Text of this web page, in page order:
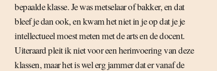
bepaalde klasse. Je was metselaar of bakker, en dat
bleef je dan ook, en kwam het niet in je op dat je je
intellectueel moest meten met de arts en de docent.
Uiteraard pleit ik niet voor een herinvoering van deze
klassen, maar het is wel erg jammer dat er vanaf de